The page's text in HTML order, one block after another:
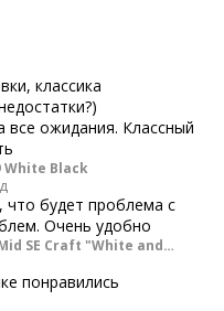
классика
все ожидания. Классный
White Black
будет проблема с
Очень удобно
SE Craft "White and
понравились